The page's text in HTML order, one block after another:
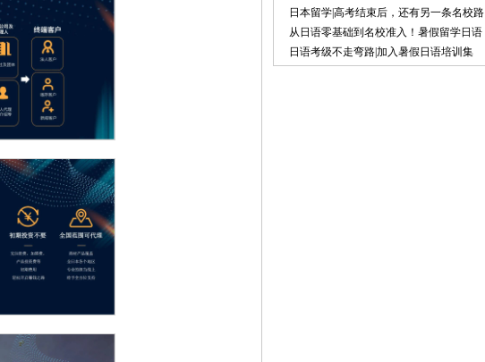
日本留学|高考结束后，还有另一条名校路
从日语零基础到名校准入！暑假留学日语
日语考级不走弯路|加入暑假日语培训集